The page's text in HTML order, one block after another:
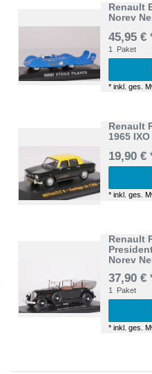
Renault
Norev
45,95 €
1 Paket
*inkl. ges.
Renault
1965
19,90 €
*inkl. ges.
Renault
Norev
37,90 €
1 Paket
*inkl. ges.